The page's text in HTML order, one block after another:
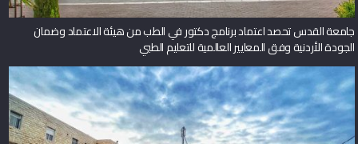
جامعة القدس تحصد اعتماد برنامج دكتور في الطب من هيئة الاعتماد وضمان
الجودة الأردنية وفق المعايير العالمية للتعليم الطبي